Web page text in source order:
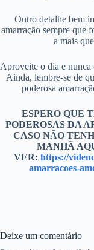
Outro detalhe bem
amarração sempre que
a mais
Aproveite o dia e nunca
Ainda, lembre-se de
poderosa
ESPERO QUE
PODEROSAS DA
CASO NÃO
MANHÃ
VER: https://
amarracoes-
Deixe um comentário